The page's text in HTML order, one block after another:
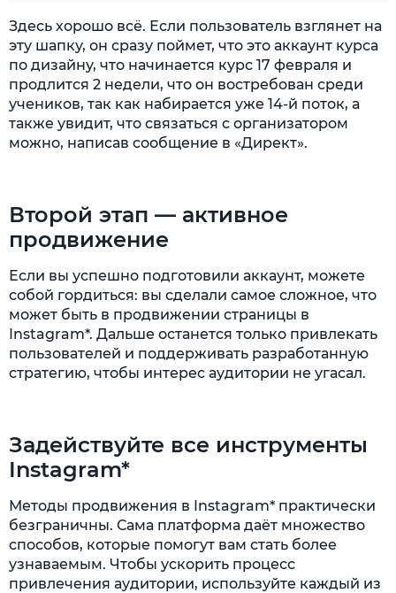
Здесь хорошо всё. Если пользователь взглянет на
эту шапку, он сразу поймет, что это аккаунт курса
по дизайну, что начинается курс 17 февраля и
продлится 2 недели, что он востребован среди
учеников, так как набирается уже 14-й поток, а
также увидит, что связаться с организатором
можно, написав сообщение в «Директ».
Второй этап — активное
продвижение
Если вы успешно подготовили аккаунт, можете
собой гордиться: вы сделали самое сложное, что
может быть в продвижении страницы в
Instagram*. Дальше останется только привлекать
пользователей и поддерживать разработанную
стратегию, чтобы интерес аудитории не угасал.
Задействуйте все инструменты
Instagram*
Методы продвижения в Instagram* практически
безграничны. Сама платформа даёт множество
способов, которые помогут вам стать более
узнаваемым. Чтобы ускорить процесс
привлечения аудитории, используйте каждый из